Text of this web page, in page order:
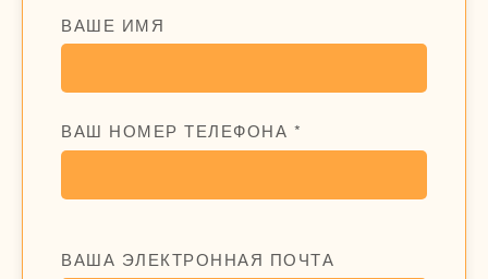
ВАШЕ ИМЯ
ВАШ НОМЕР ТЕЛЕФОНА *
ВАША ЭЛЕКТРОННАЯ ПОЧТА